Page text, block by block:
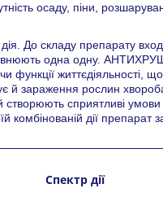
осаду, піни,
До складу препарату
одна одну.
функції життєдіяльності,
зараження рослин
сприятливі умови
комбінованій дії препарат
Спектр дії